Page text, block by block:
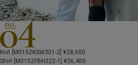
Knit [M0152KSW301-2] ¥28,600
Shirt [M0152FBH222-1] ¥26,400